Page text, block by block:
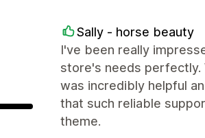
Sally - horse beauty
I've been really
store's needs
was incredibly helpful
that such reliable
theme.